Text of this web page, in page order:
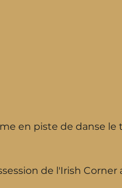
en piste de danse le
de l'Irish Corner